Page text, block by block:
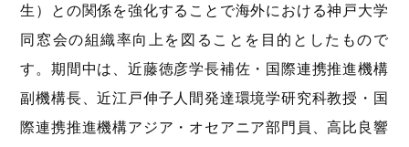
生）との関係を強化することで海外における神戸大学
同窓会の組織率向上を図ることを目的としたもので
す。期間中は、近藤徳彦学長補佐・国際連携推進機構
副機構長、近江戸伸子人間発達環境学研究科教授・国
際連携推進機構アジア・オセアニア部門員、高比良響